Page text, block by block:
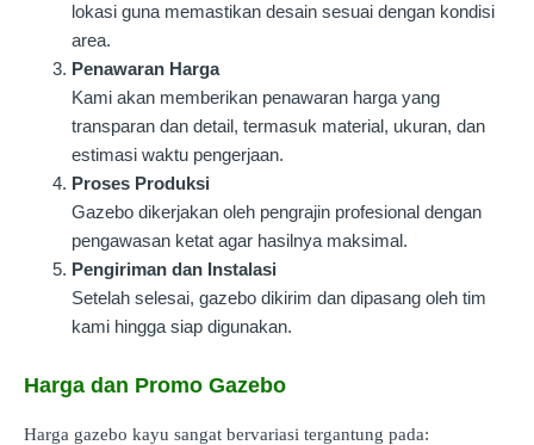
lokasi guna memastikan desain sesuai dengan kondisi
area.
Penawaran Harga
Kami akan memberikan penawaran harga yang
transparan dan detail, termasuk material, ukuran, dan
estimasi waktu pengerjaan.
Proses Produksi
Gazebo dikerjakan oleh pengrajin profesional dengan
pengawasan ketat agar hasilnya maksimal.
Pengiriman dan Instalasi
Setelah selesai, gazebo dikirim dan dipasang oleh tim
kami hingga siap digunakan.
Harga dan Promo Gazebo
Harga gazebo kayu sangat bervariasi tergantung pada: